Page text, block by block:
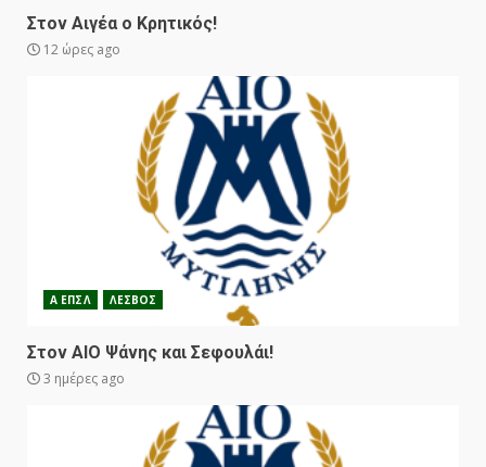
Στον Αιγέα ο Κρητικός!
12 ώρες ago
Α ΕΠΣΛ ΛΕΣΒΟΣ
Στον ΑΙΟ Ψάνης και Σεφουλάι!
3 ημέρες ago